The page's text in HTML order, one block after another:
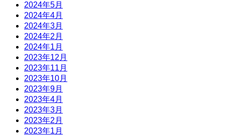
2024年5月
2024年4月
2024年3月
2024年2月
2024年1月
2023年12月
2023年11月
2023年10月
2023年9月
2023年4月
2023年3月
2023年2月
2023年1月